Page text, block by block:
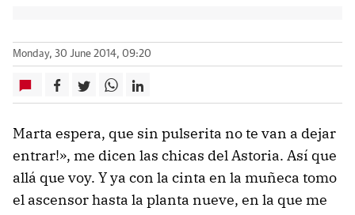
Monday, 30 June 2014, 09:20
Marta espera, que sin pulserita no te van a dejar
entrar!», me dicen las chicas del Astoria. Así que
allá que voy. Y ya con la cinta en la muñeca tomo
el ascensor hasta la planta nueve, en la que me